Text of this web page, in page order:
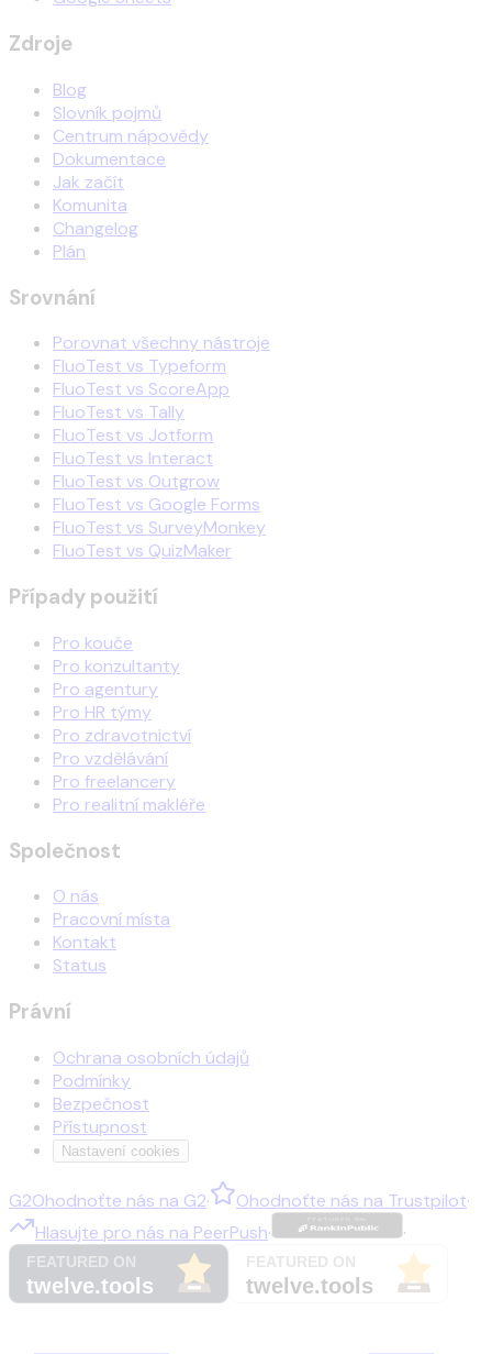
Zdroje
Blog
Slovník pojmů
Centrum nápovědy
Dokumentace
Jak začít
Komunita
Changelog
Plán
Srovnání
Porovnat všechny nástroje
FluoTest vs Typeform
FluoTest vs ScoreApp
FluoTest vs Tally
FluoTest vs Jotform
FluoTest vs Interact
FluoTest vs Outgrow
FluoTest vs Google Forms
FluoTest vs SurveyMonkey
FluoTest vs QuizMaker
Případy použití
Pro kouče
Pro konzultanty
Pro agentury
Pro HR týmy
Pro zdravotnictví
Pro vzdělávání
Pro freelancery
Pro realitní makléře
Společnost
O nás
Pracovní místa
Kontakt
Status
Právní
Ochrana osobních údajů
Podmínky
Bezpečnost
Přístupnost
Nastavení cookies
G2Ohodnoťte nás na G2· Ohodnoťte nás na Trustpilot·
Hlasujte pro nás na PeerPush· ·